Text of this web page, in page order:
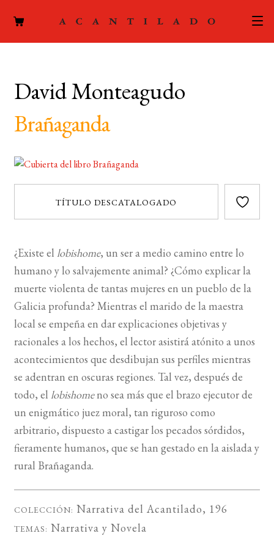
AUTORES
el
menú
MI CUENTA
BUSCAR
LISTA DE LIBROS
David Monteagudo
Brañaganda
TÍTULO DESCATALOGADO
¿Existe el lobishome, un ser a medio camino entre lo
humano y lo salvajemente animal? ¿Có­mo explicar la
muerte violenta de tantas mujeres en un pueblo de la
Galicia profunda? Mientras el marido de la maestra
local se empeña en dar explicaciones objetivas y
racionales a los hechos, el lector asistirá atónito a unos
acontecimientos que desdibujan sus perfiles mientras
se adentran en oscuras regiones. Tal vez, después de
todo, el lobishomeno sea más que el brazo ejecutor de
un enigmático juez moral, tan riguroso como
arbitrario, dispuesto a castigar los pecados sórdidos,
fieramente humanos, que se han gestado en la aislada y
rural Brañaganda.
COLECCIÓN: Narrativa del Acantilado, 196
TEMAS: Narrativa y Novela